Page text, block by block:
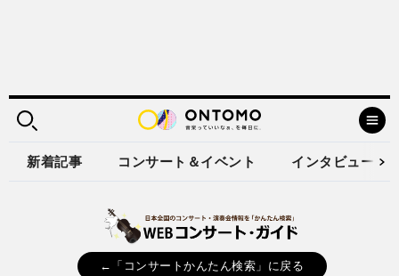
新着記事 コンサート＆イベント インタビュー
←「コンサートかんたん検索」に戻る